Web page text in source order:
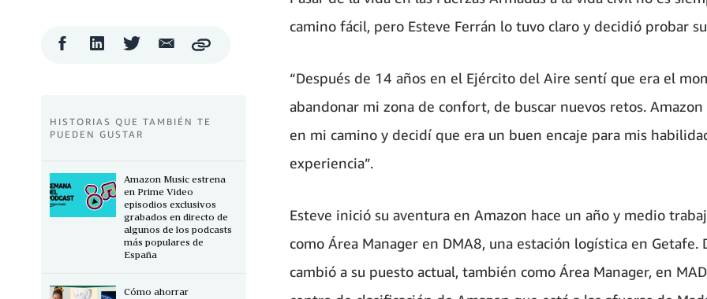
camino fácil, pero Esteve Ferrán lo tuvo claro y decidió probar
“Después de 14 años en el Ejército del Aire sentí que era el
abandonar mi zona de confort, de buscar nuevos retos. Amazon
en mi camino y decidí que era un buen encaje para mis
experiencia”.
Esteve inició su aventura en Amazon hace un año y medio
como Área Manager en DMA8, una estación logística en Getafe.
cambió a su puesto actual, también como Área Manager, en
CompartirCompartirCompartirCompartir
Copy
HISTORIAS QUE TAMBIÉN TE
PUEDEN GUSTAR
Amazon Music estrena
en Prime Video
episodios exclusivos
grabados en directo de
algunos de los podcasts
más populares de
España
Cómo ahorrar